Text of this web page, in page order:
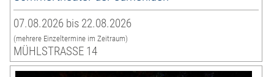
07.08.2026 bis 22.08.2026
(mehrere Einzeltermine im Zeitraum)
MÜHLSTRASSE 14